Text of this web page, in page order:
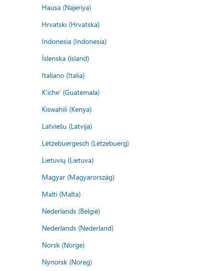
Hausa (Najeriya)
Hrvatski (Hrvatska)
Indonesia (Indonesia)
Íslenska (ísland)
Italiano (Italia)
K'iche' (Guatemala)
Kiswahili (Kenya)
Latviešu (Latvija)
Lëtzebuergesch (Lëtzebuerg)
Lietuvių (Lietuva)
Magyar (Magyarország)
Malti (Malta)
Nederlands (België)
Nederlands (Nederland)
Norsk (Norge)
Nynorsk (Noreg)